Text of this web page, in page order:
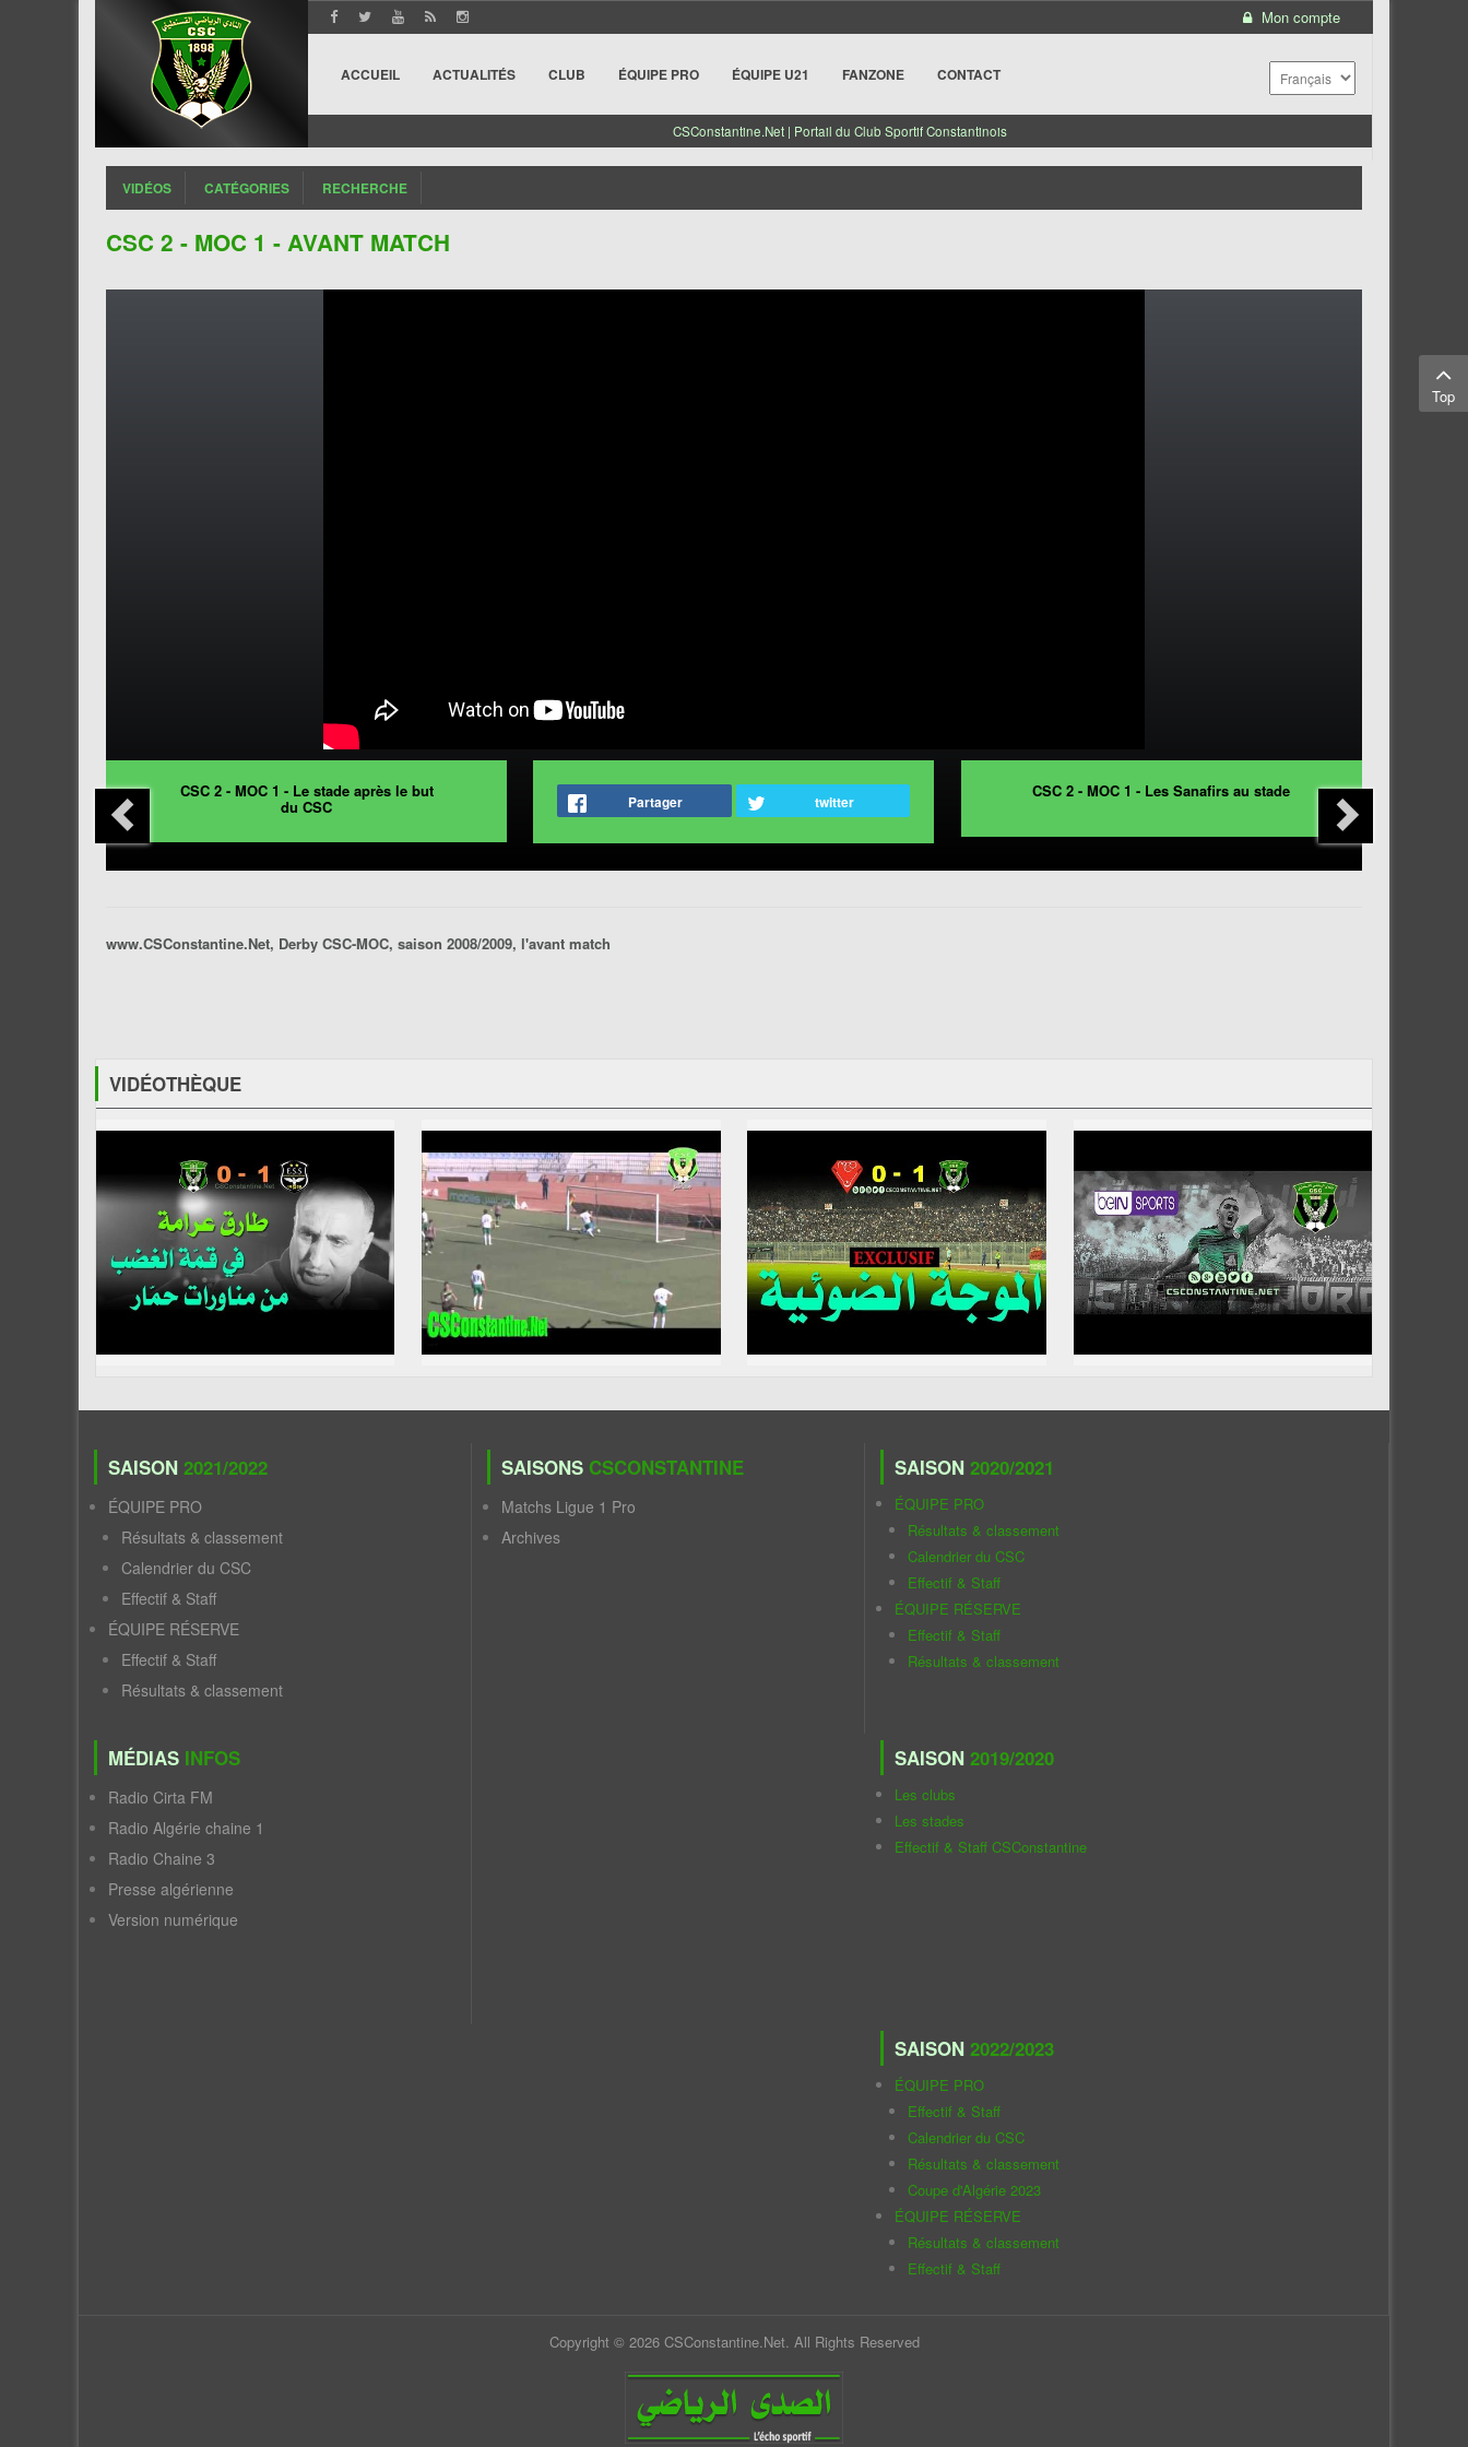
Mon compte
ACCUEIL ACTUALITÉS CLUB ÉQUIPE PRO ÉQUIPE U21 FANZONE CONTACT
CSConstantine.Net | Portail du Club Sportif Constantinois
VIDÉOS CATÉGORIES RECHERCHE
CSC 2 - MOC 1 - AVANT MATCH
CSC 2 - MOC 1 - Le stade après le but
du CSC Partager twitter
CSC 2 - MOC 1 - Les Sanafirs au stade
www.CSConstantine.Net, Derby CSC-MOC, saison 2008/2009, l'avant match
VIDÉOTHÈQUE
SAISON 2021/2022
ÉQUIPE PRO
Résultats & classement
Calendrier du CSC
Effectif & Staff
ÉQUIPE RÉSERVE
Effectif & Staff
Résultats & classement
MÉDIAS INFOS
Radio Cirta FM
Radio Algérie chaine 1
Radio Chaine 3
Presse algérienne
Version numérique
SAISONS CSCONSTANTINE
Matchs Ligue 1 Pro
Archives
SAISON 2020/2021
ÉQUIPE PRO
Résultats & classement
Calendrier du CSC
Effectif & Staff
ÉQUIPE RÉSERVE
Effectif & Staff
Résultats & classement
SAISON 2019/2020
Les clubs
Les stades
Effectif & Staff CSConstantine
SAISON 2022/2023
ÉQUIPE PRO
Effectif & Staff
Calendrier du CSC
Résultats & classement
Coupe d'Algérie 2023
ÉQUIPE RÉSERVE
Résultats & classement
Effectif & Staff
Copyright © 2026 CSConstantine.Net. All Rights Reserved
Top